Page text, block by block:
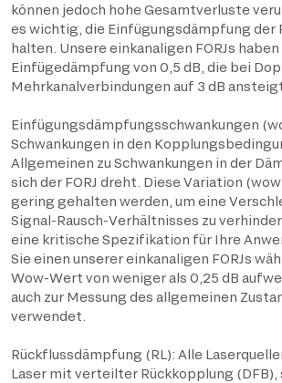
können jedoch hohe Gesamtverluste
es wichtig, die Einfügungsdämpfung der
halten. Unsere einkanaligen FORJs
Einfügedämpfung von 0,5 dB, die bei
Mehrkanalverbindungen auf 3 dB
Einfügungsdämpfungsschwankungen
Schwankungen in den
Allgemeinen zu Schwankungen in der
sich der FORJ dreht. Diese Variation
gering gehalten werden, um eine
Signal-Rausch-Verhältnisses zu
eine kritische Spezifikation für Ihre
Sie einen unserer einkanaligen FORJs
Wow-Wert von weniger als 0,25 dB
auch zur Messung des allgemeinen
verwendet.
Rückflussdämpfung (RL): Alle
Laser mit verteilter Rückkopplung